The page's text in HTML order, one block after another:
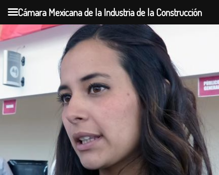
Skip
to
content
Cámara Mexicana de la Industria de la Construcción